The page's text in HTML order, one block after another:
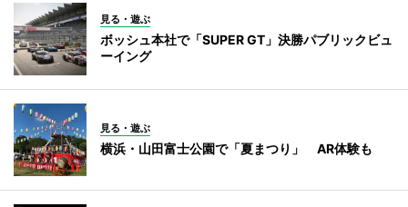
見る・遊ぶ
ボッシュ本社で「SUPER GT」決勝パブリックビュ
ーイング
見る・遊ぶ
横浜・山田富士公園で「夏まつり」 AR体験も